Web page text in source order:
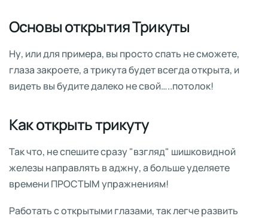
Основы открытия Трикуты
Ну, или для примера, вы просто спать не сможете,
глаза закроете, а трикута будет всегда открыта, и
видеть вы будите далеко не свой…..потолок!
Как открыть трикуту
Так что, не спешите сразу "взгляд" шишковидной
железы направлять в аджну, а больше уделяете
времени ПРОСТЫМ упражнениям!
Работать с открытыми глазами, так легче развить